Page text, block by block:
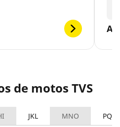
de motos TVS
JKL MNO PQRS